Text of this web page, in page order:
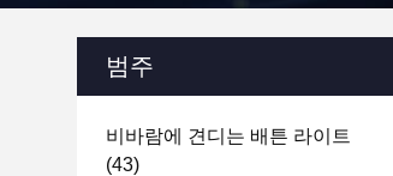
범주
비바람에 견디는 배튼 라이트
(43)